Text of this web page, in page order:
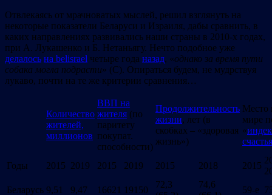
Отвлекаясь от мрачноватых мыслей, решил взглянуть на
некоторые показатели Беларуси и Израиля, дабы сравнить, в
каких направлениях развивались наши страны в 2010-х годах,
при А. Лукашенко и Б. Нетаньягу. Нечто подобное уже
делалось на belisrael четыре года назад, «однако за время пути
собака могла подрасти» (С). Опираться будем, не мудрствуя
лукаво, почти на те же критерии сравнения…
Количество
жителей,
миллионов
ВВП на
жителя (по
паритету
покупат.
способности)
Продолжительность
жизни, лет (в
скобках – «здоровая
жизнь»)
Место
мире
«
счастья
Годы 2015 2019 2015 2019 2015 2018 2015
Беларусь 9,51 9,47 16621 19150
72,3
74,6
59-е